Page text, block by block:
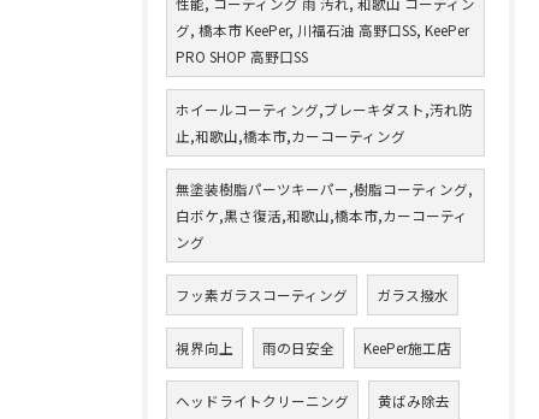
グ, 橋本市 KeePer, 川福石油 高野口SS, KeePer
PRO SHOP 高野口SS
ホイールコーティング,ブレーキダスト,汚れ防
止,和歌山,橋本市,カーコーティング
無塗装樹脂パーツキーパー,樹脂コーティング,
白ボケ,黒さ復活,和歌山,橋本市,カーコーティ
ング
フッ素ガラスコーティング ガラス撥水
視界向上 雨の日安全 KeePer施工店
ヘッドライトクリーニング 黄ばみ除去